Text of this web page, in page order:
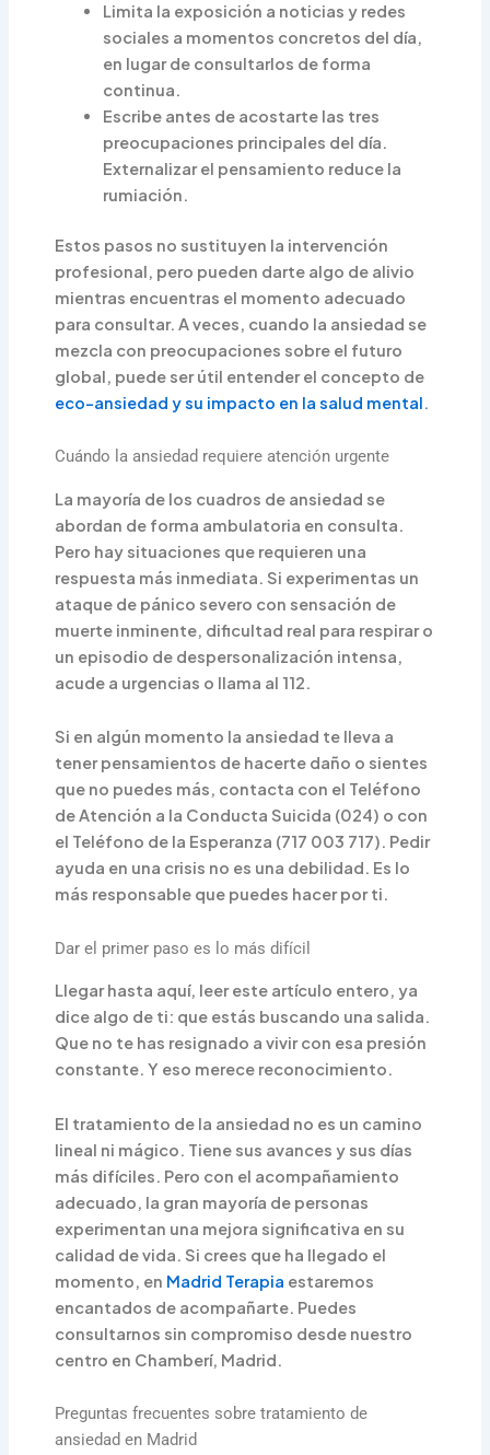
Limita la exposición a noticias y redes
sociales a momentos concretos del día,
en lugar de consultarlos de forma
continua.
Escribe antes de acostarte las tres
preocupaciones principales del día.
Externalizar el pensamiento reduce la
rumiación.
Estos pasos no sustituyen la intervención
profesional, pero pueden darte algo de alivio
mientras encuentras el momento adecuado
para consultar. A veces, cuando la ansiedad se
mezcla con preocupaciones sobre el futuro
global, puede ser útil entender el concepto de
eco-ansiedad y su impacto en la salud mental.
Cuándo la ansiedad requiere atención urgente
La mayoría de los cuadros de ansiedad se
abordan de forma ambulatoria en consulta.
Pero hay situaciones que requieren una
respuesta más inmediata. Si experimentas un
ataque de pánico severo con sensación de
muerte inminente, dificultad real para respirar o
un episodio de despersonalización intensa,
acude a urgencias o llama al 112.
Si en algún momento la ansiedad te lleva a
tener pensamientos de hacerte daño o sientes
que no puedes más, contacta con el Teléfono
de Atención a la Conducta Suicida (024) o con
el Teléfono de la Esperanza (717 003 717). Pedir
ayuda en una crisis no es una debilidad. Es lo
más responsable que puedes hacer por ti.
Dar el primer paso es lo más difícil
Llegar hasta aquí, leer este artículo entero, ya
dice algo de ti: que estás buscando una salida.
Que no te has resignado a vivir con esa presión
constante. Y eso merece reconocimiento.
El tratamiento de la ansiedad no es un camino
lineal ni mágico. Tiene sus avances y sus días
más difíciles. Pero con el acompañamiento
adecuado, la gran mayoría de personas
experimentan una mejora significativa en su
calidad de vida. Si crees que ha llegado el
momento, en Madrid Terapia estaremos
encantados de acompañarte. Puedes
consultarnos sin compromiso desde nuestro
centro en Chamberí, Madrid.
Preguntas frecuentes sobre tratamiento de
ansiedad en Madrid